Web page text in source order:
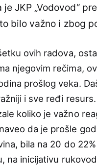
JKP „Vodovod“
bilo važno i zbog
ovih radova,
njegovim rečima,
prošlog veka.
i sve ređi
koliko je važno
da je prošle
bila na 20 do
na inicijativu